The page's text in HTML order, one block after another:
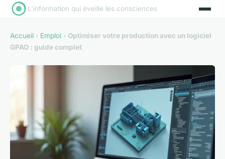
L'information qui éveille les consciences
Accueil › Emploi › Optimiser votre production avec un logiciel
GPAO : guide complet